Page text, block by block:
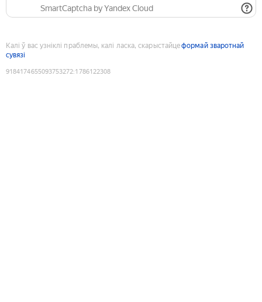
SmartCaptcha by Yandex Cloud
Калі ў вас узніклі праблемы, калі ласка, скарыстайцеформай зваротнай
сувязі
9184174655093753272:1786122308